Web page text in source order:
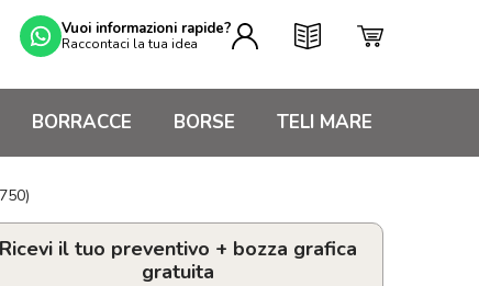
Vuoi informazioni rapide?
Raccontaci la tua idea
BORRACCE BORSE TELI MARE
Ricevi il tuo preventivo + bozza grafica
gratuita